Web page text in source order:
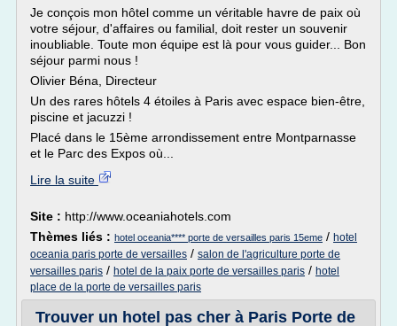
Je conçois mon hôtel comme un véritable havre de paix où
votre séjour, d'affaires ou familial, doit rester un souvenir
inoubliable. Toute mon équipe est là pour vous guider... Bon
séjour parmi nous !
Olivier Béna, Directeur
Un des rares hôtels 4 étoiles à Paris avec espace bien-être,
piscine et jacuzzi !
Placé dans le 15ème arrondissement entre Montparnasse
et le Parc des Expos où...
Lire la suite
Site : http://www.oceaniahotels.com
Thèmes liés : hotel oceania**** porte de versailles paris 15eme / hotel
oceania paris porte de versailles / salon de l'agriculture porte de
versailles paris / hotel de la paix porte de versailles paris / hotel
place de la porte de versailles paris
Trouver un hotel pas cher à Paris Porte de